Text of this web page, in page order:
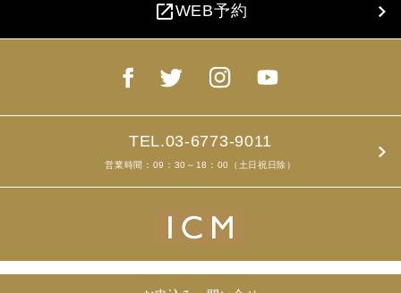
open_in_newWEB予約
TEL.03-6773-9011
営業時間：09：30～18：00（土日祝日除）